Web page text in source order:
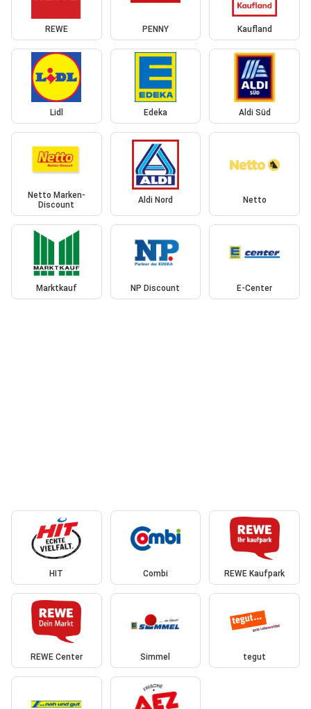
REWE PENNY Kaufland
Lidl Edeka Aldi Süd
Netto Marken-
Discount
Aldi Nord Netto
Marktkauf NP Discount E-Center
HIT Combi REWE Kaufpark
REWE Center Simmel tegut